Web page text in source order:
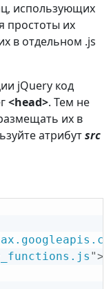
использующих
простоты их
в отдельном .js
jQuery код
<head>. Тем не
их в
атрибутsrc
">